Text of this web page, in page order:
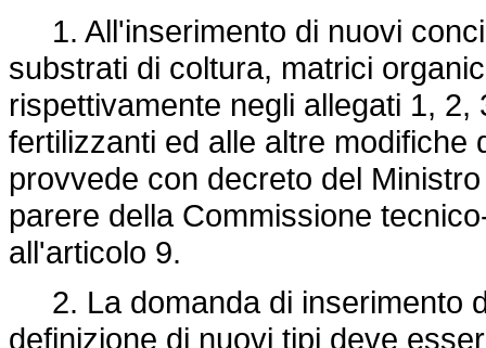
1. All'inserimento di nuovi
substrati di coltura, matrici
rispettivamente negli allegati 1,
fertilizzanti ed alle altre modifiche
provvede con decreto del
parere della Commissione
all'articolo 9.
2. La domanda di inserimento
definizione di nuovi tipi deve